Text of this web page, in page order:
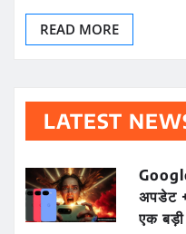
READ MORE
LATEST
अपडेट
एक